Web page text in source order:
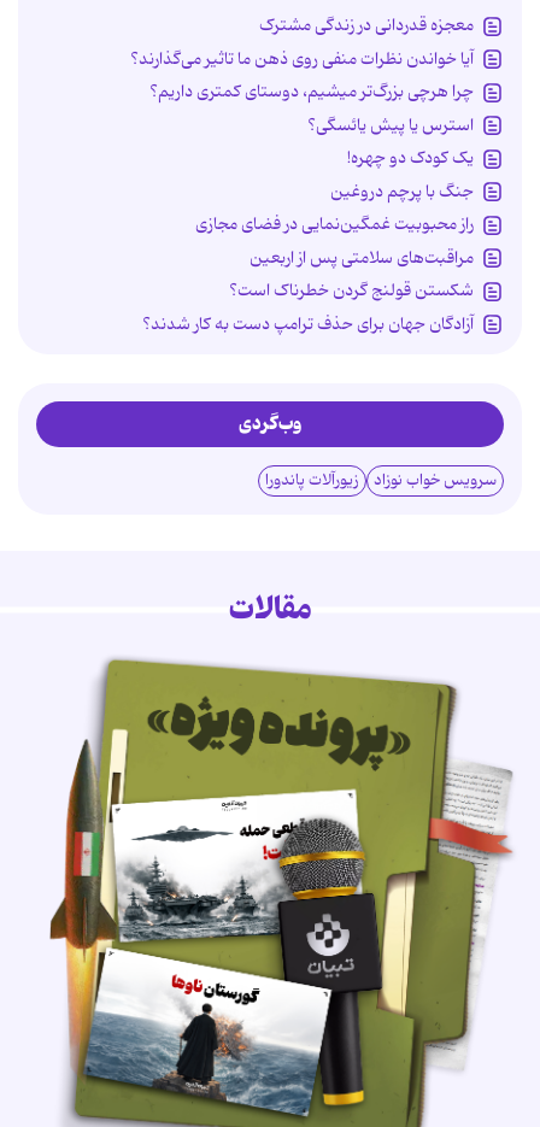
معجزه قدردانی در زندگی مشترک
آیا خواندن نظرات منفی روی ذهن ما تاثیر می‌گذارند؟
چرا هرچی بزرگ‌تر میشیم، دوستای کمتری داریم؟
استرس یا پیش یائسگی؟
یک کودک دو چهره!
جنگ با پرچم دروغین
راز محبوبیت غمگین‌نمایی در فضای مجازی
مراقبت‌های سلامتی پس از اربعین
شکستن قولنج گردن خطرناک است؟
آزادگان جهان برای حذف ترامپ دست به کار شدند؟
وب‌گردی
سرویس خواب نوزاد زیورآلات پاندورا
مقالات